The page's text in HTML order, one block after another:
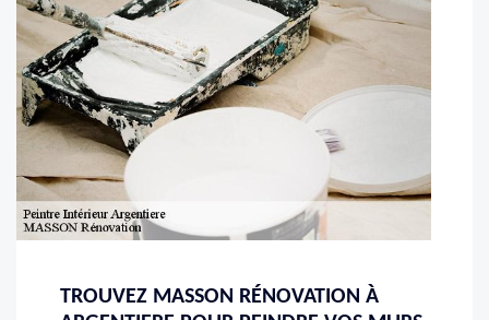
TROUVEZ MASSON RÉNOVATION À